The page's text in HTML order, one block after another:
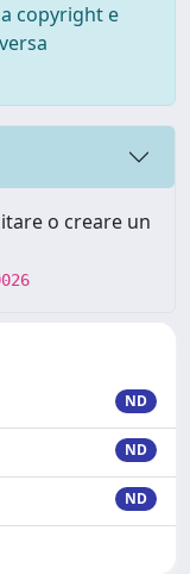
copyright e
o creare un
ND
ND
ND